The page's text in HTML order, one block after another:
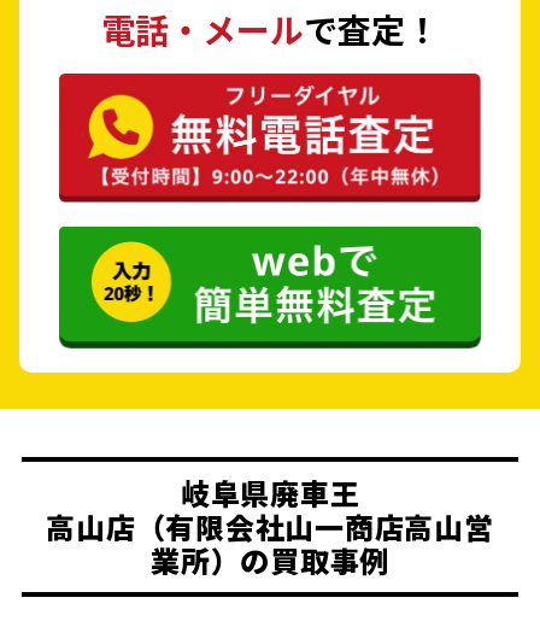
電話・メールで査定！
岐阜県廃車王
高山店（有限会社山一商店高山営
業所）の買取事例